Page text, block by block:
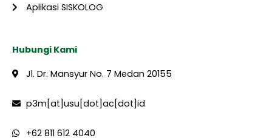
Aplikasi SISKOLOG
Hubungi Kami
Jl. Dr. Mansyur No. 7 Medan 20155
p3m[at]usu[dot]ac[dot]id
+62 811 612 4040